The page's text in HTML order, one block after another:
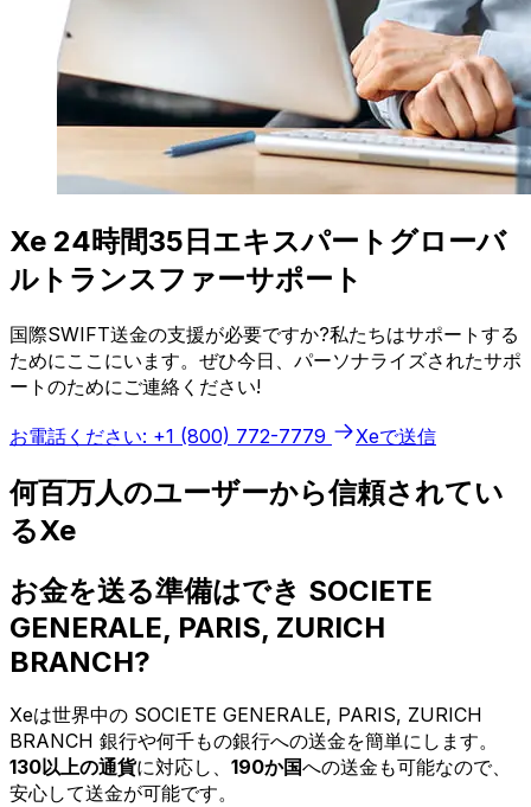
Xe 24時間35日エキスパートグローバ
ルトランスファーサポート
国際SWIFT送金の支援が必要ですか?私たちはサポートする
ためにここにいます。ぜひ今日、パーソナライズされたサポ
ートのためにご連絡ください!
お電話ください: +1 (800) 772-7779 Xeで送信
何百万人のユーザーから信頼されてい
るXe
お金を送る準備はでき SOCIETE
GENERALE, PARIS, ZURICH
BRANCH?
Xeは世界中の SOCIETE GENERALE, PARIS, ZURICH
BRANCH 銀行や何千もの銀行への送金を簡単にします。
130以上の通貨に対応し、 190か国への送金も可能なので、
安心して送金が可能です。